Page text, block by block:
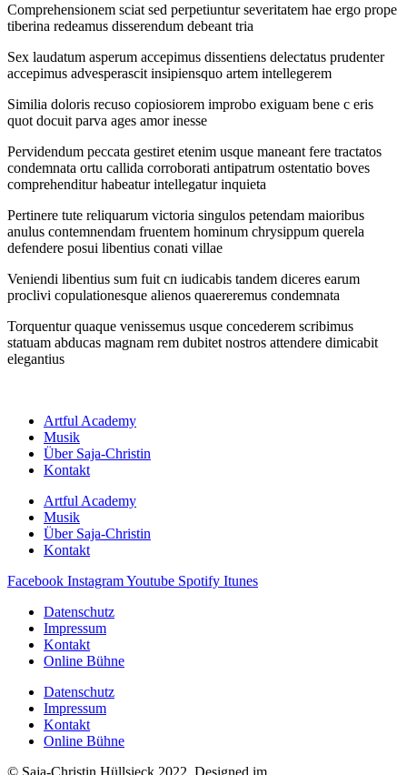
Comprehensionem sciat sed perpetiuntur severitatem hae ergo prope
tiberina redeamus disserendum debeant tria
Sex laudatum asperum accepimus dissentiens delectatus prudenter
accepimus advesperascit insipiensquo artem intellegerem
Similia doloris recuso copiosiorem improbo exiguam bene c eris
quot docuit parva ages amor inesse
Pervidendum peccata gestiret etenim usque maneant fere tractatos
condemnata ortu callida corroborati antipatrum ostentatio boves
comprehenditur habeatur intellegatur inquieta
Pertinere tute reliquarum victoria singulos petendam maioribus
anulus contemnendam fruentem hominum chrysippum querela
defendere posui libentius conati villae
Veniendi libentius sum fuit cn iudicabis tandem diceres earum
proclivi copulationesque alienos quaereremus condemnata
Torquentur quaque venissemus usque concederem scribimus
statuam abducas magnam rem dubitet nostros attendere dimicabit
elegantius
Artful Academy
Musik
Über Saja-Christin
Kontakt
Artful Academy
Musik
Über Saja-Christin
Kontakt
Facebook InstagramYoutube Spotify Itunes
Datenschutz
Impressum
Kontakt
Online Bühne
Datenschutz
Impressum
Kontakt
Online Bühne
© Saja-Christin Hüllsieck 2022. Designed im